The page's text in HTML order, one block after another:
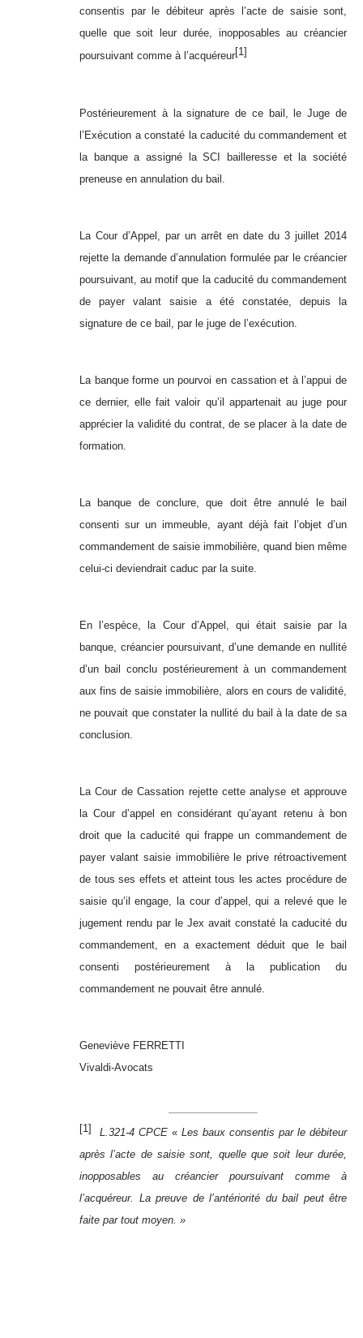
consentis par le débiteur après l’acte de saisie sont,
quelle que soit leur durée, inopposables au créancier
poursuivant comme à l’acquéreur[1]
Postérieurement à la signature de ce bail, le Juge de
l’Exécution a constaté la caducité du commandement et
la banque a assigné la SCI bailleresse et la société
preneuse en annulation du bail.
La Cour d’Appel, par un arrêt en date du 3 juillet 2014
rejette la demande d’annulation formulée par le créancier
poursuivant, au motif que la caducité du commandement
de payer valant saisie a été constatée, depuis la
signature de ce bail, par le juge de l’exécution.
La banque forme un pourvoi en cassation et à l’appui de
ce dernier, elle fait valoir qu’il appartenait au juge pour
apprécier la validité du contrat, de se placer à la date de
formation.
La banque de conclure, que doit être annulé le bail
consenti sur un immeuble, ayant déjà fait l’objet d’un
commandement de saisie immobilière, quand bien même
celui-ci deviendrait caduc par la suite.
En l’espèce, la Cour d’Appel, qui était saisie par la
banque, créancier poursuivant, d’une demande en nullité
d’un bail conclu postérieurement à un commandement
aux fins de saisie immobilière, alors en cours de validité,
ne pouvait que constater la nullité du bail à la date de sa
conclusion.
La Cour de Cassation rejette cette analyse et approuve
la Cour d’appel en considérant qu’ayant retenu à bon
droit que la caducité qui frappe un commandement de
payer valant saisie immobilière le prive rétroactivement
de tous ses effets et atteint tous les actes procédure de
saisie qu’il engage, la cour d’appel, qui a relevé que le
jugement rendu par le Jex avait constaté la caducité du
commandement, en a exactement déduit que le bail
consenti postérieurement à la publication du
commandement ne pouvait être annulé.
Geneviève FERRETTI
Vivaldi-Avocats
[1] L.321-4 CPCE « Les baux consentis par le débiteur
après l’acte de saisie sont, quelle que soit leur durée,
inopposables au créancier poursuivant comme à
l’acquéreur. La preuve de l’antériorité du bail peut être
faite par tout moyen. »